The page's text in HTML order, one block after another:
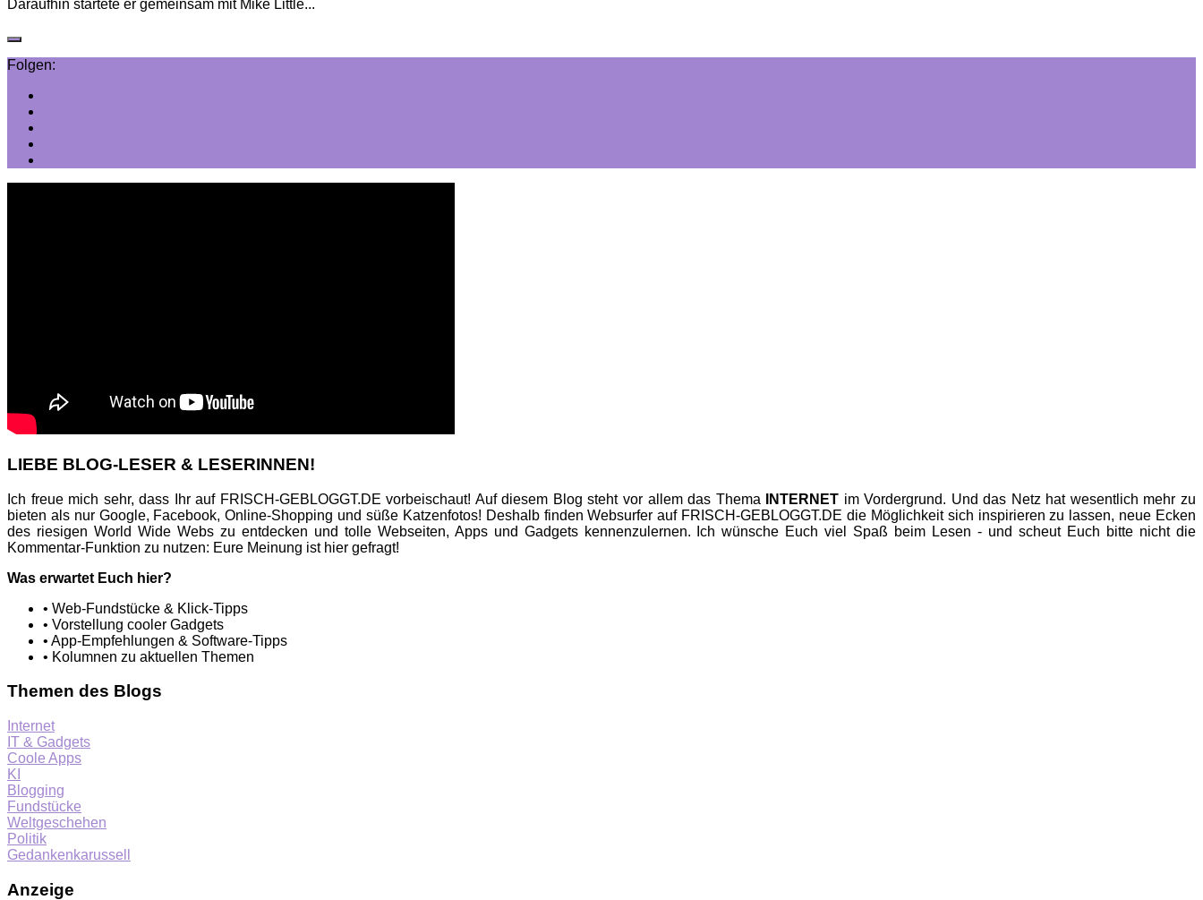
Daraufhin startete er gemeinsam mit Mike Little...
Folgen:
LIEBE BLOG-LESER & LESERINNEN!
Ich freue mich sehr, dass Ihr auf FRISCH-GEBLOGGT.DE vorbeischaut! Auf diesem Blog steht vor allem das Thema INTERNET im Vordergrund. Und das Netz hat wesentlich mehr zu
bieten als nur Google, Facebook, Online-Shopping und süße Katzenfotos! Deshalb finden Websurfer auf FRISCH-GEBLOGGT.DE die Möglichkeit sich inspirieren zu lassen, neue Ecken
des riesigen World Wide Webs zu entdecken und tolle Webseiten, Apps und Gadgets kennenzulernen. Ich wünsche Euch viel Spaß beim Lesen - und scheut Euch bitte nicht die
Kommentar-Funktion zu nutzen: Eure Meinung ist hier gefragt!
Was erwartet Euch hier?
• Web-Fundstücke & Klick-Tipps
• Vorstellung cooler Gadgets
• App-Empfehlungen & Software-Tipps
• Kolumnen zu aktuellen Themen
Themen des Blogs
Internet
IT & Gadgets
Coole Apps
KI
Blogging
Fundstücke
Weltgeschehen
Politik
Gedankenkarussell
Anzeige